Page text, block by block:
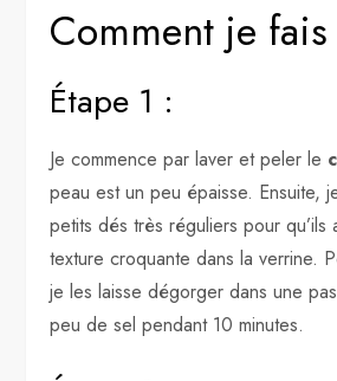
Comment je fais
Étape 1 :
Je commence par laver et peler le
peau est un peu épaisse. Ensuite,
petits dés très réguliers pour qu’ils
texture croquante dans la verrine.
je les laisse dégorger dans une
peu de sel pendant 10 minutes.